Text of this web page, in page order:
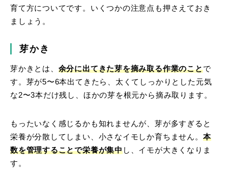
育て方についてです。いくつかの注意点も押さえておき
ましょう。
芽かき
芽かきとは、 余分に出てきた芽を摘み取る作業のことで
す。芽が5〜6本出てきたら、太くてしっかりとした元気
な2〜3本だけ残し、ほかの芽を根元から摘み取ります。
もったいなく感じるかも知れませんが、芽が多すぎると
栄養が分散してしまい、小さなイモしか育ちません。 本
数を管理することで栄養が集中し、イモが大きくなりま
す。